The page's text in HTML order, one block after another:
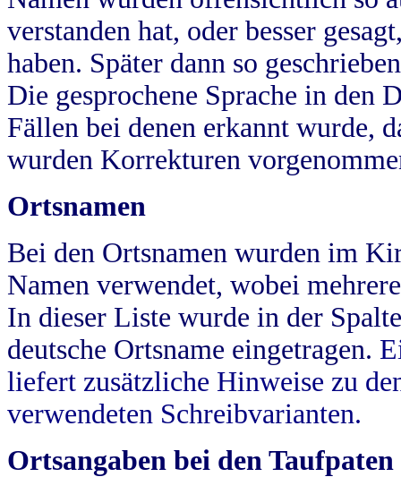
verstanden hat, oder besser
haben. Später dann so
Die gesprochene Sprache in
Fällen bei denen erkannt wurde,
wurden Korrekturen
Ortsnamen
Bei den Ortsnamen wurden im
Namen verwendet, wobei
In dieser Liste wurde in der
deutsche Ortsname eingetragen.
liefert zusätzliche Hinweise zu
verwendeten Schreibvarianten.
Ortsangaben bei den Taufpaten